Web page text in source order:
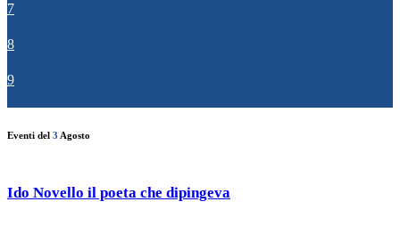
7
8
9
Eventi del 3 Agosto
Ido Novello il poeta che dipingeva